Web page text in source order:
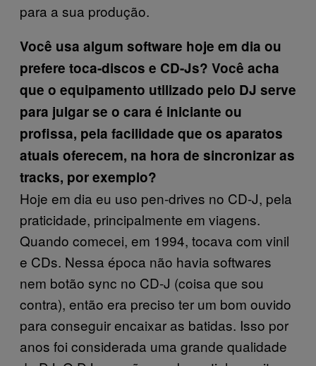
para a sua produção.
Você usa algum software hoje em dia ou
prefere toca-discos e CD-Js? Você acha
que o equipamento utilizado pelo DJ serve
para julgar se o cara é iniciante ou
profissa, pela facilidade que os aparatos
atuais oferecem, na hora de sincronizar as
tracks, por exemplo?
Hoje em dia eu uso pen-drives no CD-J, pela
praticidade, principalmente em viagens.
Quando comecei, em 1994, tocava com vinil
e CDs. Nessa época não havia softwares
nem botão sync no CD-J (coisa que sou
contra), então era preciso ter um bom ouvido
para conseguir encaixar as batidas. Isso por
anos foi considerada uma grande qualidade